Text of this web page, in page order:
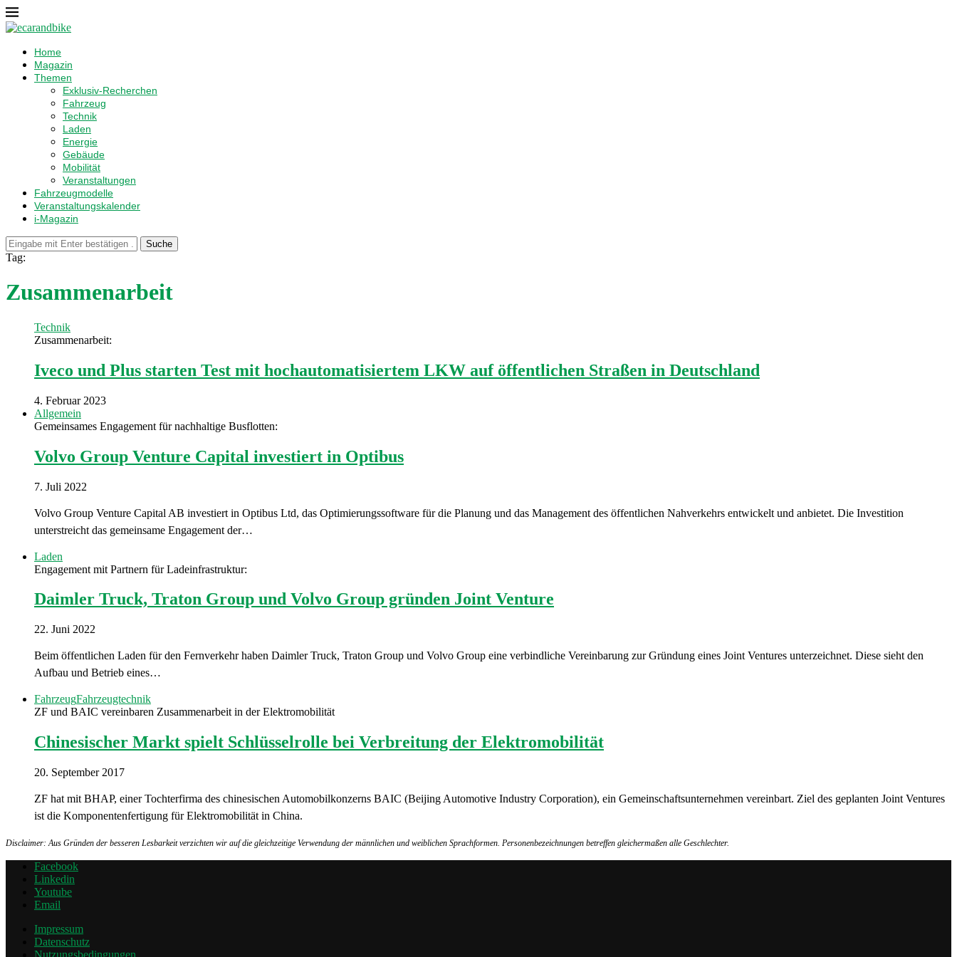
Home
Magazin
Themen
Exklusiv-Recherchen
Fahrzeug
Technik
Laden
Energie
Gebäude
Mobilität
Veranstaltungen
Fahrzeugmodelle
Veranstaltungskalender
i-Magazin
Suche
Tag:
Zusammenarbeit
Technik
Zusammenarbeit:
Iveco und Plus starten Test mit hochautomatisiertem LKW auf öffentlichen Straßen in Deutschland
4. Februar 2023
Allgemein
Gemeinsames Engagement für nachhaltige Busflotten:
Volvo Group Venture Capital investiert in Optibus
7. Juli 2022
Volvo Group Venture Capital AB investiert in Optibus Ltd, das Optimierungssoftware für die Planung und das Management des öffentlichen Nahverkehrs entwickelt und anbietet. Die Investition
unterstreicht das gemeinsame Engagement der…
Laden
Engagement mit Partnern für Ladeinfrastruktur:
Daimler Truck, Traton Group und Volvo Group gründen Joint Venture
22. Juni 2022
Beim öffentlichen Laden für den Fernverkehr haben Daimler Truck, Traton Group und Volvo Group eine verbindliche Vereinbarung zur Gründung eines Joint Ventures unterzeichnet. Diese sieht den
Aufbau und Betrieb eines…
FahrzeugFahrzeugtechnik
ZF und BAIC vereinbaren Zusammenarbeit in der Elektromobilität
Chinesischer Markt spielt Schlüsselrolle bei Verbreitung der Elektromobilität
20. September 2017
ZF hat mit BHAP, einer Tochterfirma des chinesischen Automobilkonzerns BAIC (Beijing Automotive Industry Corporation), ein Gemeinschaftsunternehmen vereinbart. Ziel des geplanten Joint Ventures
ist die Komponentenfertigung für Elektromobilität in China.
Disclaimer: Aus Gründen der besseren Lesbarkeit verzichten wir auf die gleichzeitige Verwendung der männlichen und weiblichen Sprachformen. Personenbezeichnungen betreffen gleichermaßen alle Geschlechter.
Facebook
Linkedin
Youtube
Email
Impressum
Datenschutz